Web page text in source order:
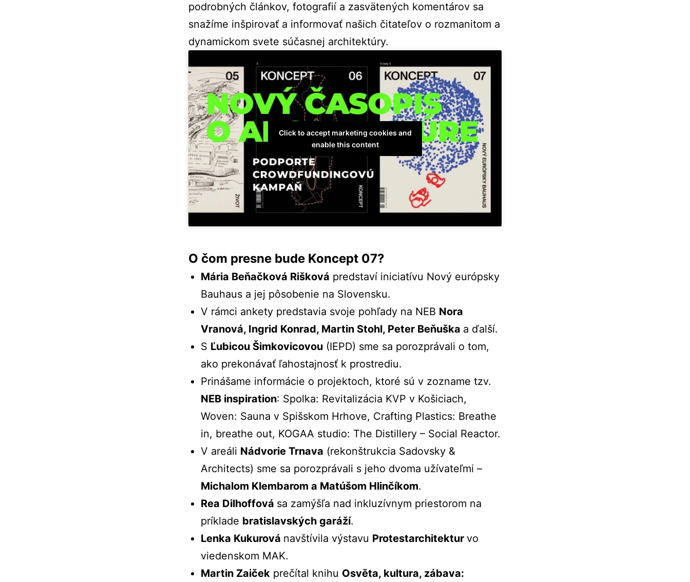
podrobných článkov, fotografií a zasvätených komentárov sa
snažíme inšpirovať a informovať našich čitateľov o rozmanitom a
dynamickom svete súčasnej architektúry.
Click to accept marketing cookies and
enable this content
O čom presne bude Koncept 07?
Mária Beňačková Rišková predstaví iniciatívu Nový európsky
Bauhaus a jej pôsobenie na Slovensku.
V rámci ankety predstavia svoje pohľady na NEB Nora
Vranová, Ingrid Konrad, Martin Stohl, Peter Beňuška a ďalší.
S Ľubicou Šimkovicovou (IEPD) sme sa porozprávali o tom,
ako prekonávať ľahostajnosť k prostrediu.
Prinášame informácie o projektoch, ktoré sú v zozname tzv.
NEB inspiration: Spolka: Revitalizácia KVP v Košiciach,
Woven: Sauna v Spišskom Hrhove, Crafting Plastics: Breathe
in, breathe out, KOGAA studio: The Distillery – Social Reactor.
V areáli Nádvorie Trnava (rekonštrukcia Sadovsky &
Architects) sme sa porozprávali s jeho dvoma užívateľmi –
Michalom Klembarom a Matúšom Hlinčíkom.
Rea Dilhoffová sa zamýšľa nad inkluzívnym priestorom na
príklade bratislavských garáží.
Lenka Kukurová navštívila výstavu Protestarchitektur vo
viedenskom MAK.
Martin Zaiček prečítal knihu Osvěta, kultura, zábava: